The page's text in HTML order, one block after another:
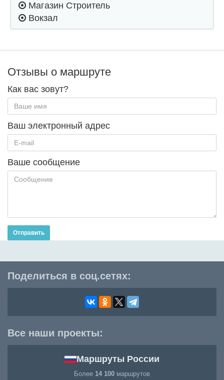
Магазин Строитель
Вокзал
Отзывы о маршруте
Как вас зовут?
Ваш электронный адрес
Ваше сообщение
Отправить
Поделиться в соц.сетях:
Все наши проекты:
Маршруты России
Более 14 100 маршрутов